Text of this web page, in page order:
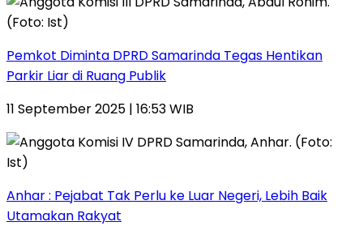
Pemkot Diminta DPRD Samarinda Tegas Hentikan
Parkir Liar di Ruang Publik
11 September 2025 | 16:53 WIB
Anhar : Pejabat Tak Perlu ke Luar Negeri, Lebih Baik
Utamakan Rakyat